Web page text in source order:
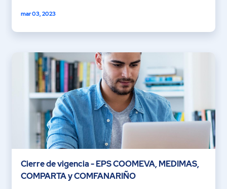
mar 03, 2023
Cierre de vigencia - EPS COOMEVA, MEDIMAS,
COMPARTA y COMFANARIÑO